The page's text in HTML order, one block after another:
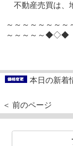
不動産売買は、
～～～～～～～～
～～～～～◆◇◆
本日の新着
＜ 前のページ